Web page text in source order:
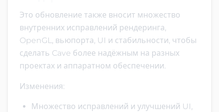
Это обновление также вносит множество
внутренних исправлений рендеринга,
OpenGL, вьюпорта, UI и стабильности, чтобы
сделать Cave более надёжным на разных
проектах и аппаратном обеспечении.
Изменения:
Множество исправлений и улучшений UI,